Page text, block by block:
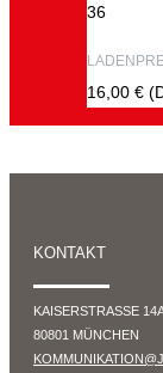
36
16,00 €
KONTAKT
KAISERSTRASSE
80801 MÜNCHEN